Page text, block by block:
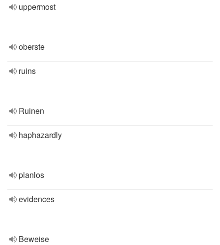
uppermost
oberste
ruins
Ruinen
haphazardly
planlos
evidences
Beweise